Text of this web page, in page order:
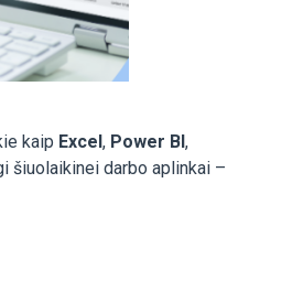
kaip Excel, Power BI,
šiuolaikinei darbo aplinkai –